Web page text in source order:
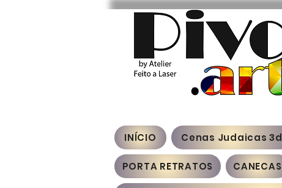
INÍCIO Cenas Judaicas 3d
PORTA RETRATOS CANECAS